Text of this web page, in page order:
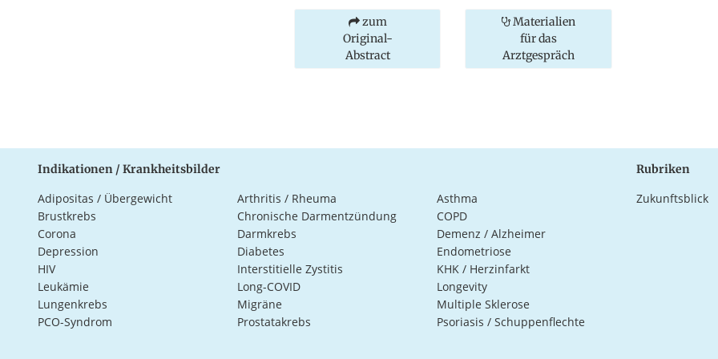
zum
Original-
Abstract
Materialien
für das
Arztgespräch
Indikationen / Krankheitsbilder
Adipositas / Übergewicht Arthritis / Rheuma
Asthma
Brustkrebs
Chronische Darmentzündung
COPD
Corona
Darmkrebs
Demenz / Alzheimer
Depression
Diabetes
Endometriose
HIV
Interstitielle Zystitis
KHK / Herzinfarkt
Leukämie
Long-COVID
Longevity
Lungenkrebs
Migräne
Multiple Sklerose
PCO-Syndrom
Prostatakrebs Psoriasis / Schuppenflechte
Rubriken
Zukunftsblick